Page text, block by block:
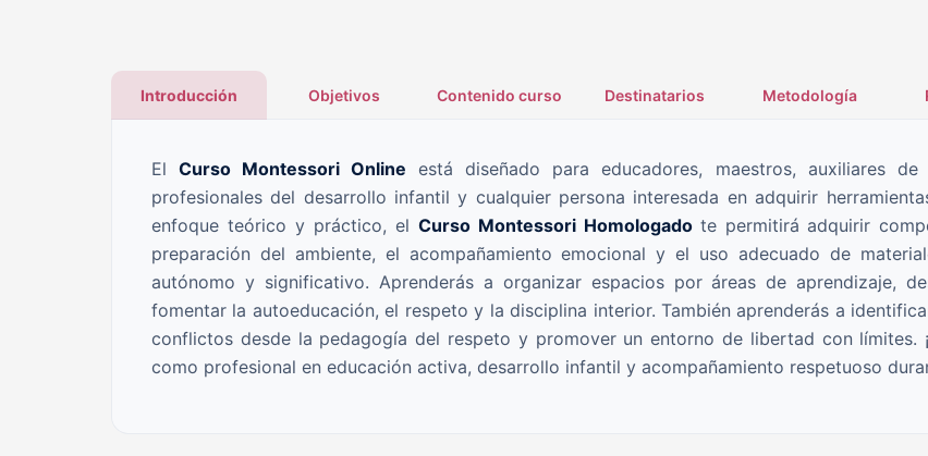
Introducción Objetivos Contenido curso Destinatarios Metodología
ElCurso Montessori Online está diseñado para educadores, maestros, auxiliares
profesionales del desarrollo infantil y cualquier persona interesada en adquirir
enfoque teórico y práctico, el Curso Montessori Homologado te permitirá adquirir
preparación del ambiente, el acompañamiento emocional y el uso adecuado de
autónomo y significativo. Aprenderás a organizar espacios por áreas de aprendizaje,
fomentar la autoeducación, el respeto y la disciplina interior. También aprenderás a
conflictos desde la pedagogía del respeto y promover un entorno de libertad con límites.
como profesional en educación activa, desarrollo infantil y acompañamiento respetuoso